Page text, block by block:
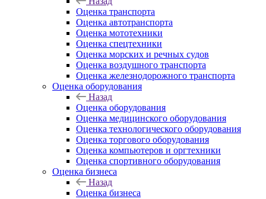
Оценка транспорта
Оценка автотранспорта
Оценка мототехники
Оценка спецтехники
Оценка морских и речных судов
Оценка воздушного транспорта
Оценка железнодорожного транспорта
Оценка оборудования
Назад
Оценка оборудования
Оценка медицинского оборудования
Оценка технологического оборудования
Оценка торгового оборудования
Оценка компьютеров и оргтехники
Оценка спортивного оборудования
Оценка бизнеса
Назад
Оценка бизнеса